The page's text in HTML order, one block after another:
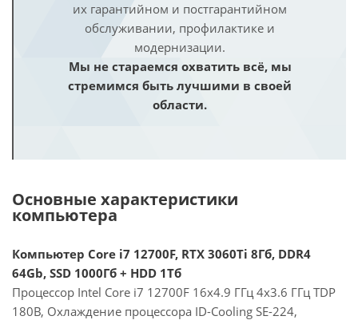
их гарантийном и постгарантийном
обслуживании, профилактике и
модернизации.
Мы не стараемся охватить всё, мы
стремимся быть лучшими в своей
области.
Основные характеристики
компьютера
Компьютер Core i7 12700F, RTX 3060Ti 8Гб, DDR4
64Gb, SSD 1000Гб + HDD 1Тб
Процессор Intel Core i7 12700F 16x4.9 ГГц 4x3.6 ГГц TDP
180В, Охлаждение процессора ID-Cooling SE-224,